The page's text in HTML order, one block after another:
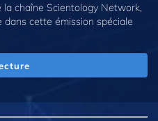
chaîne Scientology Network,
dans cette émission spéciale